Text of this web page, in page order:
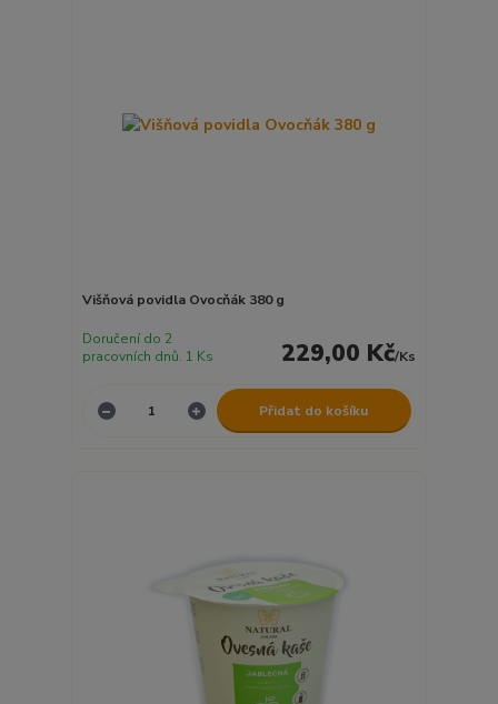
Višňová povidla Ovocňák 380 g
229,00 Kč/Ks
Doručení do 2
pracovních dnů. 1 Ks
Přidat do košíku